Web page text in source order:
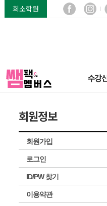
희소학원
수강
회원정보
회원가입
로그인
ID/PW 찾기
이용약관